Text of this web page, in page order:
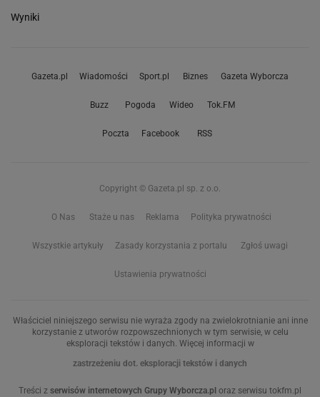
Wyniki
Gazeta.pl Wiadomości Sport.pl Biznes Gazeta Wyborcza
Buzz Pogoda Wideo Tok.FM
Poczta Facebook RSS
Copyright © Gazeta.pl sp. z o.o.
O Nas Staże u nas Reklama Polityka prywatności
Wszystkie artykuły Zasady korzystania z portalu Zgłoś uwagi
Ustawienia prywatności
Właściciel niniejszego serwisu nie wyraża zgody na zwielokrotnianie ani inne
korzystanie z utworów rozpowszechnionych w tym serwisie, w celu
eksploracji tekstów i danych. Więcej informacji w
zastrzeżeniu dot. eksploracji tekstów i danych
Treści z serwisów internetowych Grupy Wyborcza.pl oraz serwisu tokfm.pl